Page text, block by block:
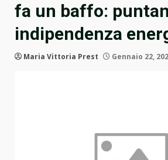
fa un baffo:
indipendenza
Maria Vittoria Prest Gennaio 22,